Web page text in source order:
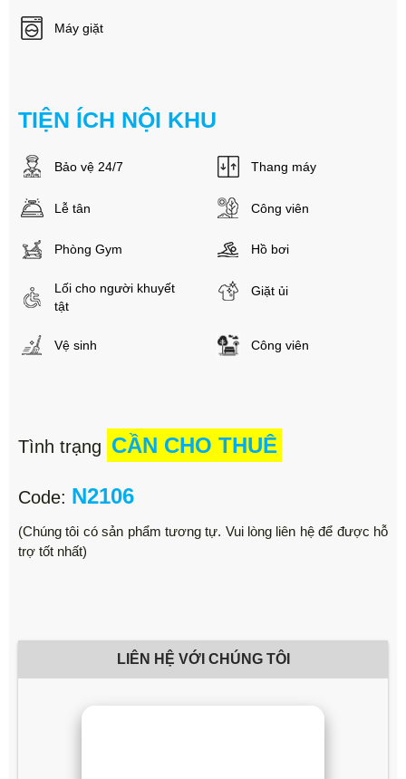
Máy giặt
TIỆN ÍCH NỘI KHU
Bảo vệ 24/7 Thang máy
Lễ tân Công viên
Phòng Gym Hồ bơi
Lối cho người khuyết
tật
Giặt ủi
Vệ sinh Công viên
Tình trạng CẦN CHO THUÊ
Code: N2106
(Chúng tôi có sản phẩm tương tự. Vui lòng liên hệ để được hỗ
trợ tốt nhất)
LIÊN HỆ VỚI CHÚNG TÔI